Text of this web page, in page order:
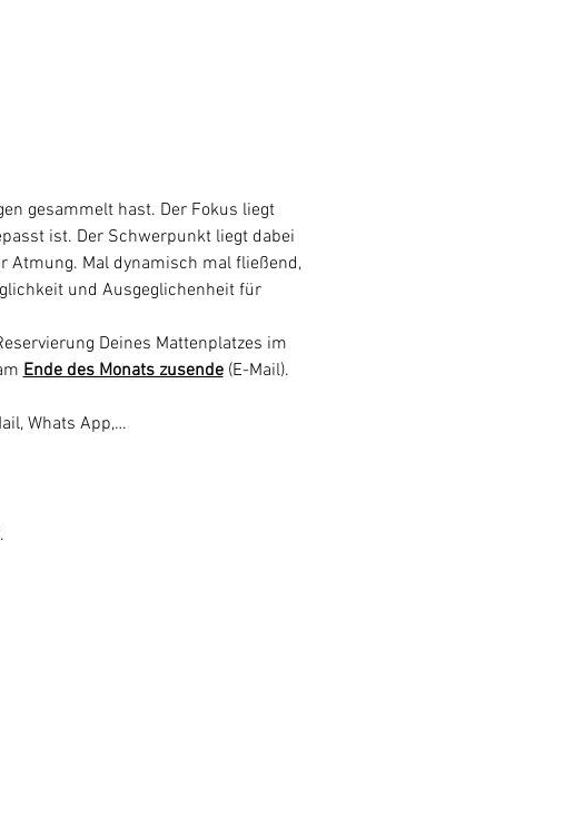
gesammelt hast. Der Fokus liegt
ist. Der Schwerpunkt liegt dabei
Atmung. Mal dynamisch mal fließend,
und Ausgeglichenheit für
Deines Mattenplatzes im
Ende des Monats zusende (E-Mail).
Whats App,…